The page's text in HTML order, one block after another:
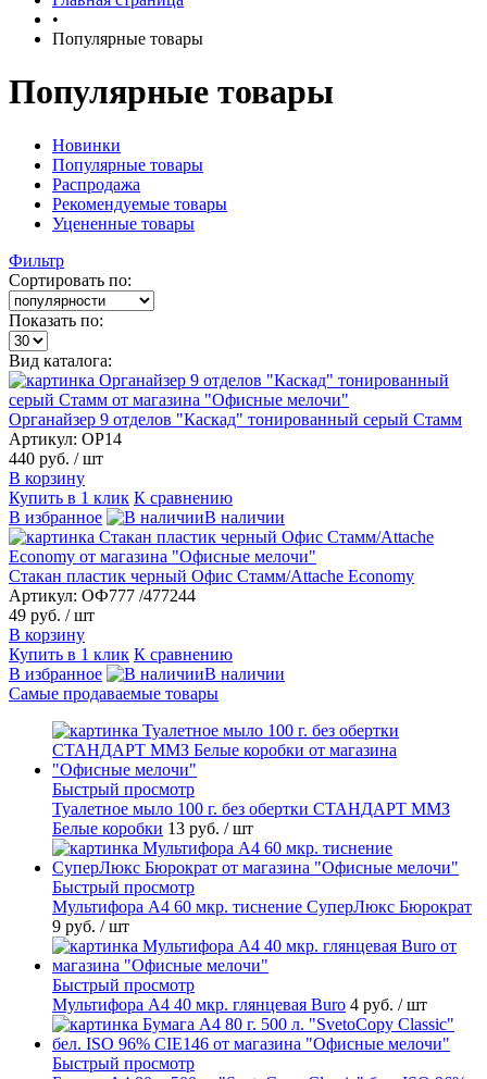
•
Популярные товары
Популярные товары
Новинки
Популярные товары
Распродажа
Рекомендуемые товары
Уцененные товары
Фильтр
Сортировать по:
Показать по:
Вид каталога:
Органайзер 9 отделов "Каскад" тонированный серый Стамм
Артикул: ОР14
440 руб. / шт
В корзину
Купить в 1 клик К сравнению
В избранное
В наличии
Стакан пластик черный Офис Стамм/Attache Economy
Артикул: ОФ777 /477244
49 руб. / шт
В корзину
Купить в 1 клик К сравнению
В избранное
В наличии
Самые продаваемые товары
Быстрый просмотр
Туалетное мыло 100 г. без обертки СТАНДАРТ ММЗ
Белые коробки 13 руб. / шт
Быстрый просмотр
Мультифора А4 60 мкр. тиснение СуперЛюкс Бюрократ
9 руб. / шт
Быстрый просмотр
Мультифора А4 40 мкр. глянцевая Buro 4 руб. / шт
Быстрый просмотр